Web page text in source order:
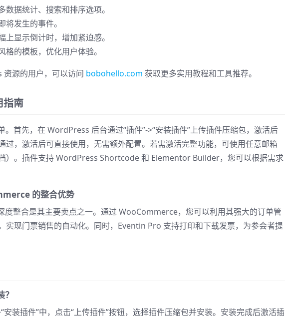
数据统计、搜索和排序选项。
将发生的事件。
上显示倒计时，增加紧迫感。
格的模板，优化用户体验。
源的用户，可以访问 bobohello.com 获取更多实用教程和工具推荐。
指南
首先，在 WordPress 后台通过“插件”->“安装插件”上传插件压缩包，激活后
过，激活后可直接使用，无需额外配置。若需激活完整功能，可使用任意邮箱
）。插件支持 WordPress Shortcode 和 Elementor Builder，您可以根据需求
的整合优势
整合是其主要卖点之一。通过 WooCommerce，您可以利用其强大的订单管
实现门票销售的自动化。同时，Eventin Pro 支持打印和下载发票，为参会者提
安装插件”中，点击“上传插件”按钮，选择插件压缩包并安装。安装完成后激活插